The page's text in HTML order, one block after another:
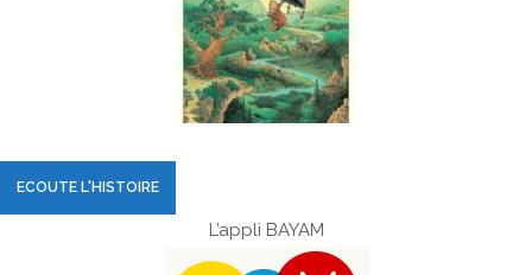
ECOUTE L'HISTOIRE
L’appli BAYAM